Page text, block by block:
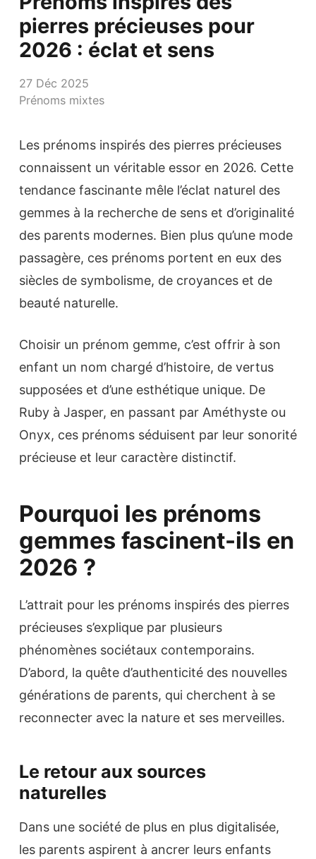
pierres précieuses pour
2026 : éclat et sens
27 Déc 2025
Prénoms mixtes
Les prénoms inspirés des pierres précieuses
connaissent un véritable essor en 2026. Cette
tendance fascinante mêle l’éclat naturel des
gemmes à la recherche de sens et d’originalité
des parents modernes. Bien plus qu’une mode
passagère, ces prénoms portent en eux des
siècles de symbolisme, de croyances et de
beauté naturelle.
Choisir un prénom gemme, c’est offrir à son
enfant un nom chargé d’histoire, de vertus
supposées et d’une esthétique unique. De
Ruby à Jasper, en passant par Améthyste ou
Onyx, ces prénoms séduisent par leur sonorité
précieuse et leur caractère distinctif.
Pourquoi les prénoms
gemmes fascinent-ils en
2026 ?
L’attrait pour les prénoms inspirés des pierres
précieuses s’explique par plusieurs
phénomènes sociétaux contemporains.
D’abord, la quête d’authenticité des nouvelles
générations de parents, qui cherchent à se
reconnecter avec la nature et ses merveilles.
Le retour aux sources
naturelles
Dans une société de plus en plus digitalisée,
les parents aspirent à ancrer leurs enfants